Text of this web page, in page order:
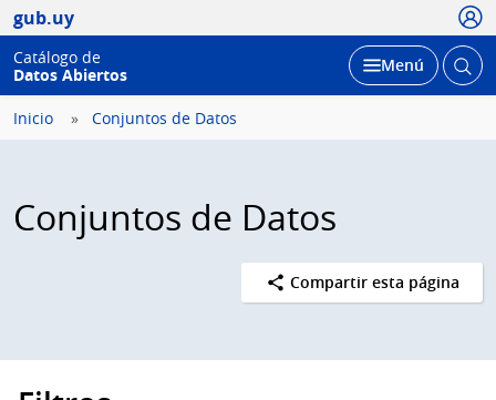
gub.uy
Catálogo de
Datos Abiertos
Desplegar
Menú Abrir
Inicio Conjuntos de Datos
Conjuntos de Datos
Compartir esta página